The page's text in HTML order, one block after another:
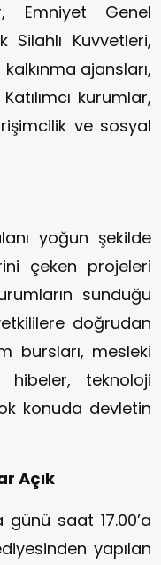
Emniyet Genel
Silahlı Kuvvetleri,
ajansları,
kurumlar,
ve sosyal
yoğun şekilde
çeken projeleri
sunduğu
doğrudan
bursları, mesleki
teknoloji
konuda devletin
Açık
günü saat 17.00’a
yapılan